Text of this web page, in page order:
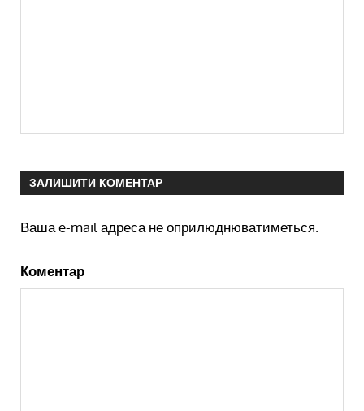
ЗАЛИШИТИ КОМЕНТАР
Ваша e-mail адреса не оприлюднюватиметься.
Коментар